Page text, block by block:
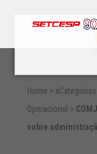
Home >
Operacional >
sobre